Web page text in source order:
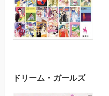
ドリーム・ガールズ